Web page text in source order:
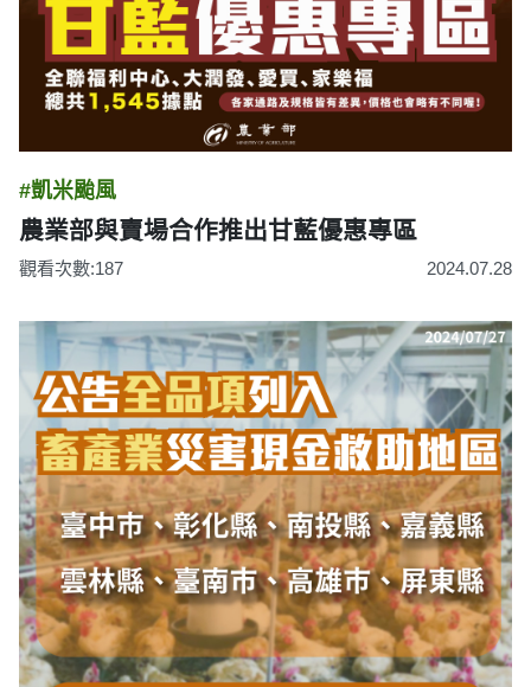
#凱米颱風
農業部與賣場合作推出甘藍優惠專區
觀看次數:187 2024.07.28